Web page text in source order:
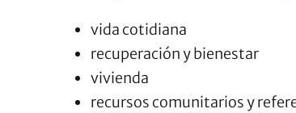
vida cotidiana
recuperación y bienestar
vivienda
recursos comunitarios y